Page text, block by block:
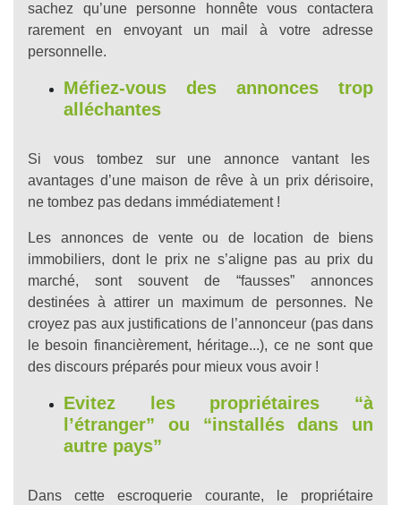
sachez qu’une personne honnête vous contactera
rarement en envoyant un mail à votre adresse
personnelle.
Méfiez-vous des annonces trop
alléchantes
Si vous tombez sur une annonce vantant les
avantages d’une maison de rêve à un prix dérisoire,
ne tombez pas dedans immédiatement !
Les annonces de vente ou de location de biens
immobiliers, dont le prix ne s’aligne pas au prix du
marché, sont souvent de “fausses” annonces
destinées à attirer un maximum de personnes. Ne
croyez pas aux justifications de l’annonceur (pas dans
le besoin financièrement, héritage...), ce ne sont que
des discours préparés pour mieux vous avoir !
Evitez les propriétaires “à
l’étranger” ou “installés dans un
autre pays”
Dans cette escroquerie courante, le propriétaire